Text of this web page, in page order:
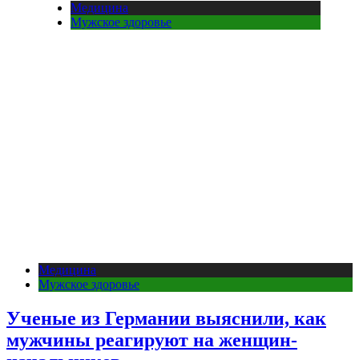
Медицина
Мужское здоровье
Медицина
Мужское здоровье
Ученые из Германии выяснили, как
мужчины реагируют на женщин-